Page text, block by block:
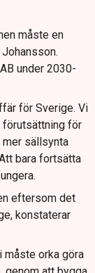
måste en
under 2030-
för Sverige. Vi
förutsättning för
mer sällsynta
bara fortsätta
eftersom det
konstaterar
måste orka göra